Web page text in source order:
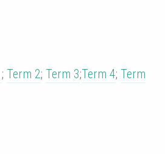
; Term 2; Term 3;Term 4; Term